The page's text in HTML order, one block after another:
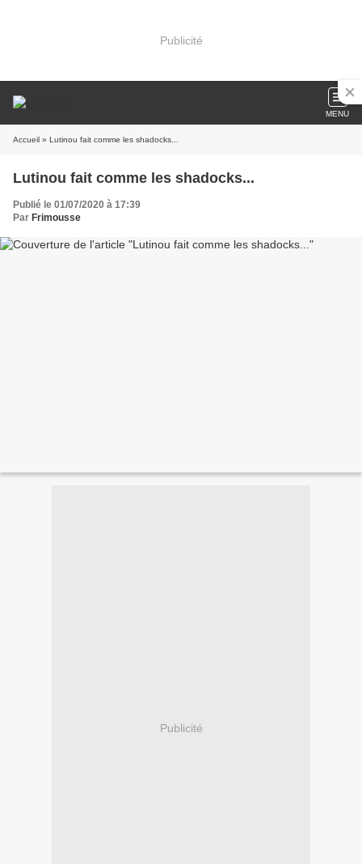
Publicité
MENU
Accueil » Lutinou fait comme les shadocks...
Lutinou fait comme les shadocks...
Publié le 01/07/2020 à 17:39
Par Frimousse
Publicité